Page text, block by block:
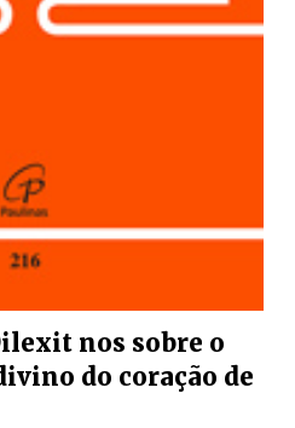
nos sobre o
do coração de